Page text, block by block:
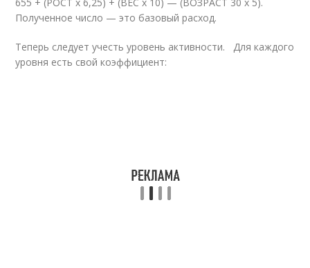
Полученное число — это базовый расход.
Теперь следует учесть уровень активности. Для каждого
уровня есть свой коэффициент: